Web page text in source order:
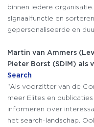
binnen iedere
signaalfunctie en
gepersonaliseerde en
Martin van Ammers (
Pieter Borst (SDIM) als
Search
“Als voorzitter van de
meer Elites en
informeren over
het search-landschap.